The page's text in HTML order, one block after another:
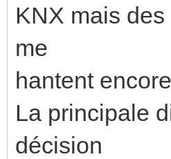
KNX mais
me
hantent
La principale
décision